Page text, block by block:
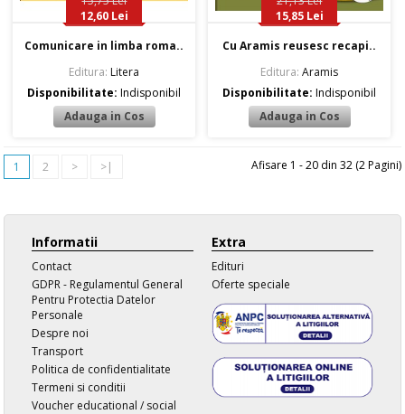
12,60 Lei
Comunicare in limba roma..
Editura: Litera
Disponibilitate:Indisponibil
15,85 Lei
Cu Aramis reusesc recapi..
Editura: Aramis
Disponibilitate:Indisponibil
1 2 > >| Afisare 1 - 20 din 32 (2 Pagini)
Informatii
Contact
GDPR - Regulamentul General
Pentru Protectia Datelor
Personale
Despre noi
Transport
Politica de confidentialitate
Termeni si conditii
Voucher educational / social
Extra
Edituri
Oferte speciale